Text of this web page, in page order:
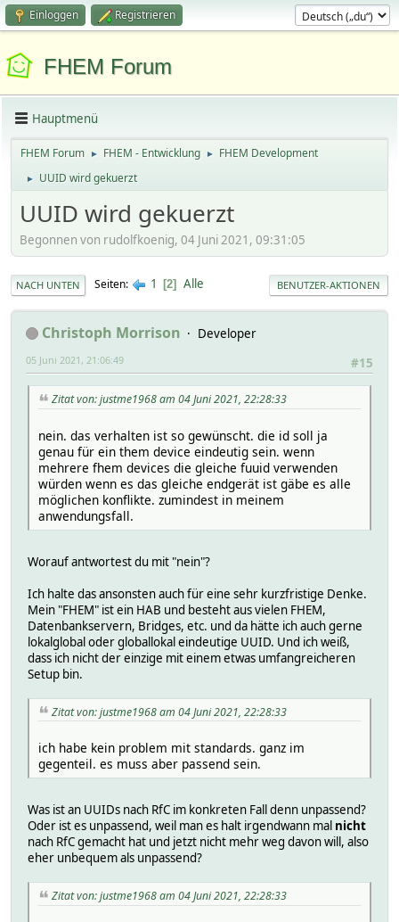
Einloggen Registrieren
FHEM Forum
Hauptmenü
FHEM Forum ► FHEM - Entwicklung ► FHEM Development
► UUID wird gekuerzt
UUID wird gekuerzt
Begonnen von rudolfkoenig, 04 Juni 2021, 09:31:05
NACH UNTEN Seiten 1 2 Alle BENUTZER-AKTIONEN
Christoph Morrison
Developer
#15
05 Juni 2021, 21:06:49
Zitat von: justme1968 am 04 Juni 2021, 22:28:33
nein. das verhalten ist so gewünscht. die id soll ja
genau für ein them device eindeutig sein. wenn
mehrere fhem devices die gleiche fuuid verwenden
würden wenn es das gleiche endgerät ist gäbe es alle
möglichen konflikte. zumindest in meinem
anwendungsfall.
Worauf antwortest du mit "nein"?
Ich halte das ansonsten auch für eine sehr kurzfristige Denke.
Mein "FHEM" ist ein HAB und besteht aus vielen FHEM,
Datenbankservern, Bridges, etc. und da hätte ich auch gerne
lokalglobal oder globallokal eindeutige UUID. Und ich weiß,
dass ich nicht der einzige mit einem etwas umfangreicheren
Setup bin.
Zitat von: justme1968 am 04 Juni 2021, 22:28:33
ich habe kein problem mit standards. ganz im
gegenteil. es muss aber passend sein.
Was ist an UUIDs nach RfC im konkreten Fall denn unpassend?
Oder ist es unpassend, weil man es halt irgendwann mal nicht
nach RfC gemacht hat und jetzt nicht mehr weg davon will, also
eher unbequem als unpassend?
Zitat von: justme1968 am 04 Juni 2021, 22:28:33